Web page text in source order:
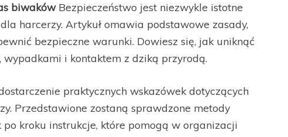
biwakówBezpieczeństwo jest niezwykle istotne
harcerzy. Artykuł omawia podstawowe zasady,
bezpieczne warunki. Dowiesz się, jak uniknąć
wypadkami i kontaktem z dziką przyrodą.
praktycznych wskazówek dotyczących
Przedstawione zostaną sprawdzone metody
kroku instrukcje, które pomogą w organizacji